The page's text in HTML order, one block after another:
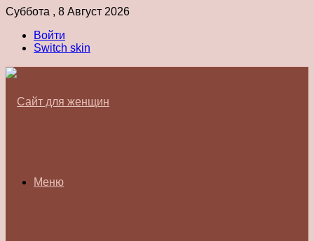
Суббота , 8 Август 2026
Войти
Switch skin
Меню